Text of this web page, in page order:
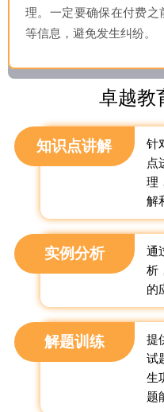
理。一定要确保在付费之
等信息，避免发生纠纷。
卓越教
知识点讲解
针
点
理
解
实例分析
通
析
的
解题训练
提
试
生
题